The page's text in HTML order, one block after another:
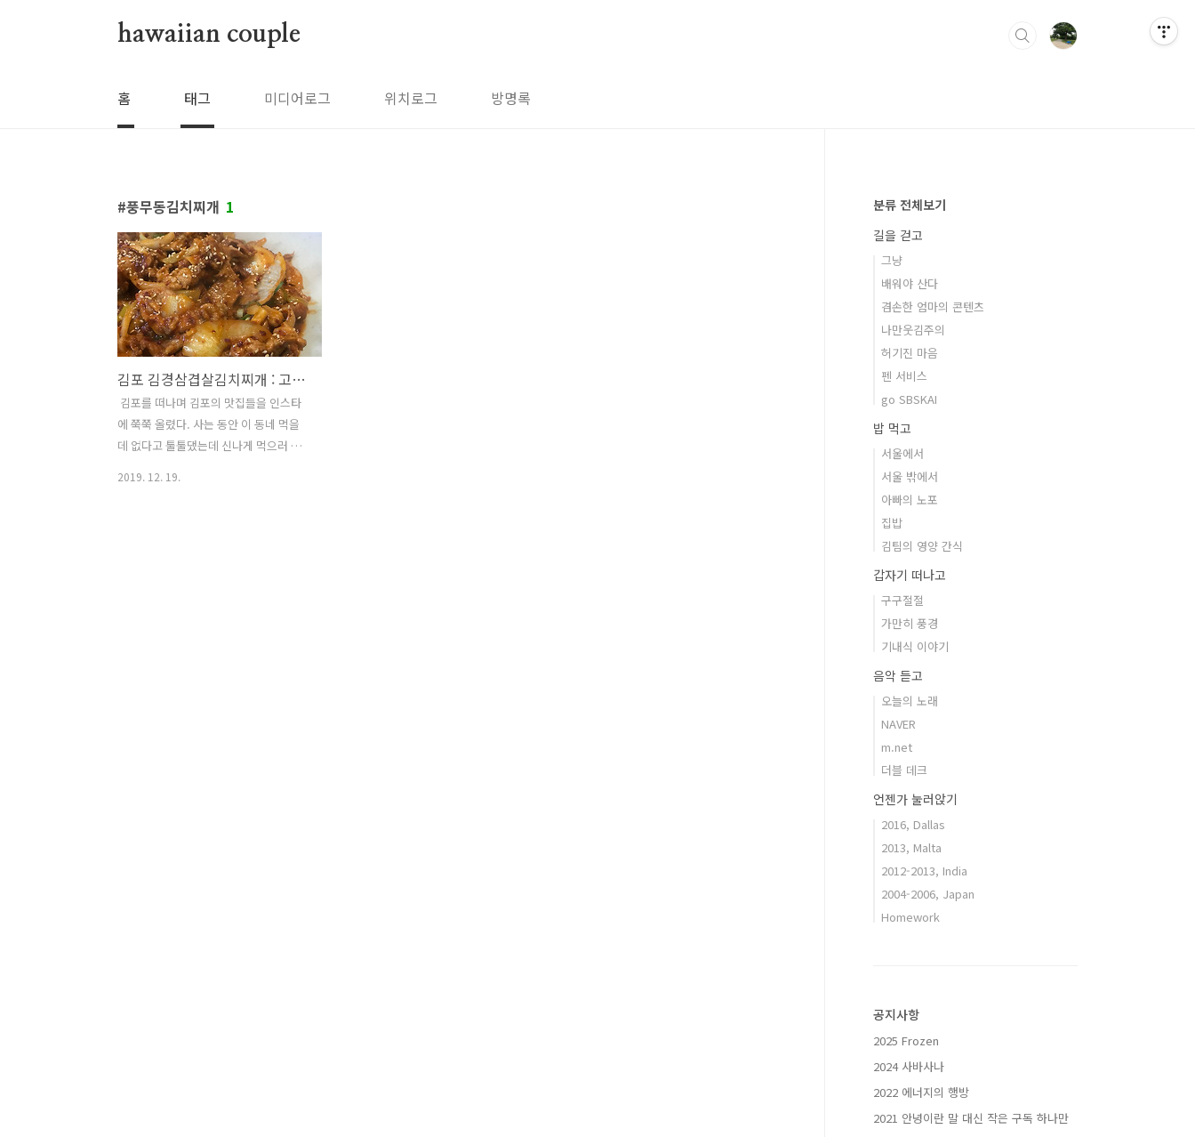
hawaiian couple
홈 태그 미디어로그 위치로그 방명록
풍무동김치찌개 1
김포 김경삼겹살김치찌개 : 고기고기한 남편의 최애식당
​ 김포를 떠나며 김포의 맛집들을 인스타
에 쭉쭉 올렸다. 사는 동안 이 동네 먹을
데 없다고 툴툴댔는데 신나게 먹으러 다
2019. 12. 19.
분류 전체보기
길을 걷고
그냥
배워야 산다
겸손한 엄마의 콘텐츠
나만웃김주의
허기진 마음
펜 서비스
go SBSKAI
밥 먹고
서울에서
서울 밖에서
아빠의 노포
집밥
김팀의 영양 간식
갑자기 떠나고
구구절절
가만히 풍경
기내식 이야기
음악 듣고
오늘의 노래
NAVER
m.net
더블 데크
언젠가 눌러앉기
2016, Dallas
2013, Malta
2012-2013, India
2004-2006, Japan
Homework
공지사항
2025 Frozen
2024 사바사나
2022 에너지의 행방
2021 안녕이란 말 대신 작은 구독 하나만